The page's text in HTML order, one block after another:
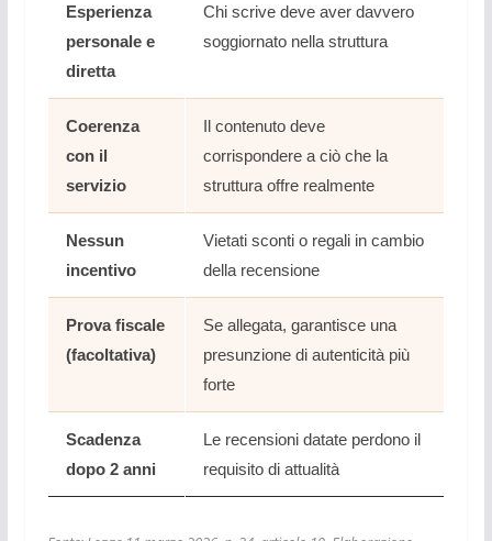
Esperienza
personale e
diretta
Chi scrive deve aver davvero
soggiornato nella struttura
Coerenza
con il
servizio
Il contenuto deve
corrispondere a ciò che la
struttura offre realmente
Nessun
incentivo
Vietati sconti o regali in cambio
della recensione
Prova fiscale
(facoltativa)
Se allegata, garantisce una
presunzione di autenticità più
forte
Scadenza
dopo 2 anni
Le recensioni datate perdono il
requisito di attualità